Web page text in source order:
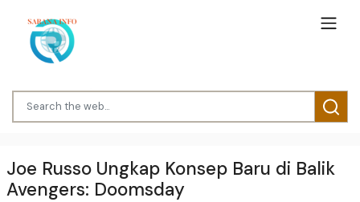
Joe Russo Ungkap Konsep Baru di Balik
Avengers: Doomsday